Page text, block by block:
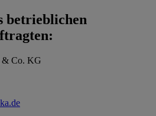
betrieblichen
& Co. KG